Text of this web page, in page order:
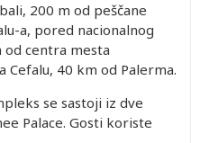
200 m od peščane
a, pored nacionalnog
od centra mesta
Cefalu, 40 km od Palerma.
se sastoji iz dve
Palace. Gosti koriste